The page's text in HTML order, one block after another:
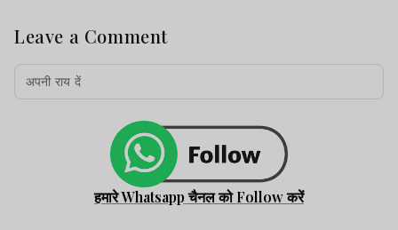
Leave a Comment
हमारे Whatsapp चैनल को Follow करें